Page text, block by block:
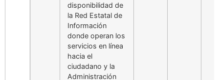
disponibilidad de
la Red Estatal de
Información
donde operan los
servicios en línea
hacia el
ciudadano y la
Administración